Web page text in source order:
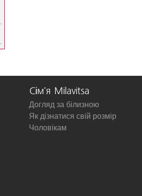
Сім'я Milavitsa
Догляд за білизною
Як дізнатися свій розмір
Чоловікам